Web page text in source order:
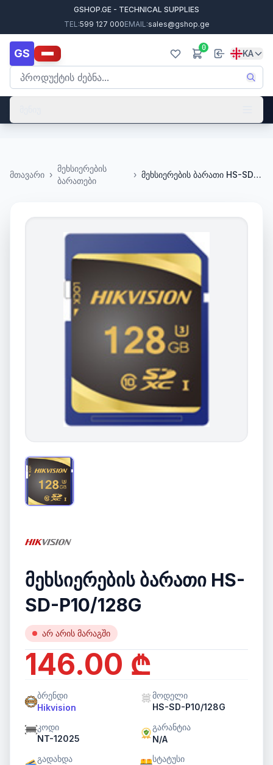
GSHOP.GE - TECHNICAL SUPPLIES
TEL:599 127 000EMAIL:sales@gshop.ge
GS 0
KA
მთავარი ›
მეხსიერების
ბარათები
› მეხსიერების ბარათი HS-SD-P10/128G
მეხსიერების ბარათი HS-
SD-P10/128G
არ არის მარაგში
146.00 ₾
ბრენდი
Hikvision
მოდელი
HS-SD-P10/128G
კოდი
NT-12025
გარანტია
N/A
გადახდა
სტატუსი